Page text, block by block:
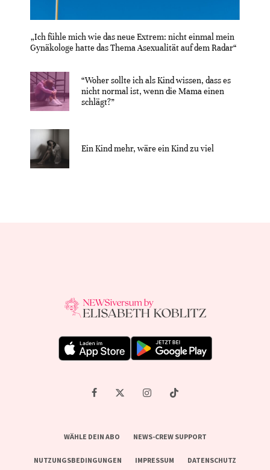
„Ich fühle mich wie das neue Extrem: nicht einmal mein
Gynäkologe hatte das Thema Asexualität auf dem Radar“
“Woher sollte ich als Kind wissen, dass es
nicht normal ist, wenn die Mama einen
schlägt?”
Ein Kind mehr, wäre ein Kind zu viel
WÄHLE DEIN ABO NEWS-CREW SUPPORT
NUTZUNGSBEDINGUNGEN IMPRESSUM DATENSCHUTZ